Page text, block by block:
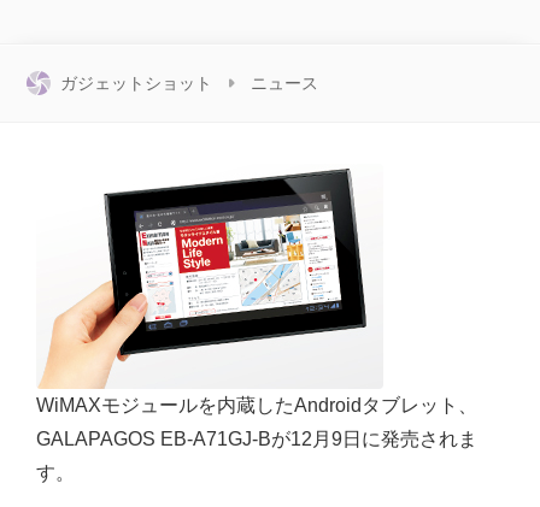
ガジェットショット ニュース
WiMAXモジュールを内蔵したAndroidタブレット、
GALAPAGOS EB-A71GJ-Bが12月9日に発売されま
す。